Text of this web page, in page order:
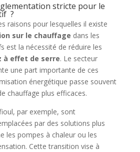
stricte pour le
?
raisons pour lesquelles il existe
sur le chauffage dans les
est la nécessité de réduire les
à effet de serre. Le secteur
une part importante de ces
énergétique passe souvent
chauffage plus efficaces.
par exemple, sont
par des solutions plus
les pompes à chaleur ou les
Cette transition vise à